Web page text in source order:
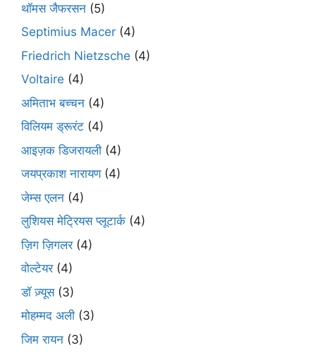
थॉमस जैफरसन (5)
Septimius Macer (4)
Friedrich Nietzsche (4)
Voltaire (4)
अमिताभ बच्चन (4)
विलियम ड्रूरंट (4)
आइज़क डिजरायली (4)
जयप्रकाश नारायण(4)
जेम्स एलन (4)
लुशियस मेट्रियस प्लूटार्क (4)
ज़िग ज़िगलर(4)
वोल्टेयर(4)
डॉ ज़्यूस(3)
मोहम्मद अली (3)
जिम रायन (3)